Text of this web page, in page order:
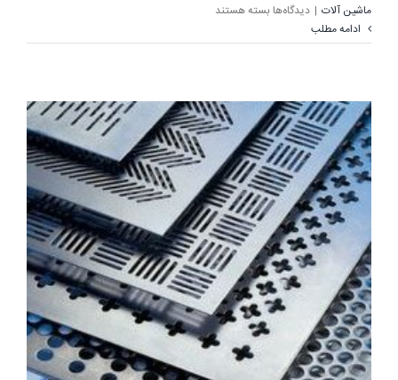
ماشین آلات | دیدگاه‌ها برای
برش
لیزر
فایبر
بهترین
انتخاب
است؟
بسته هستند
ادامه مطلب